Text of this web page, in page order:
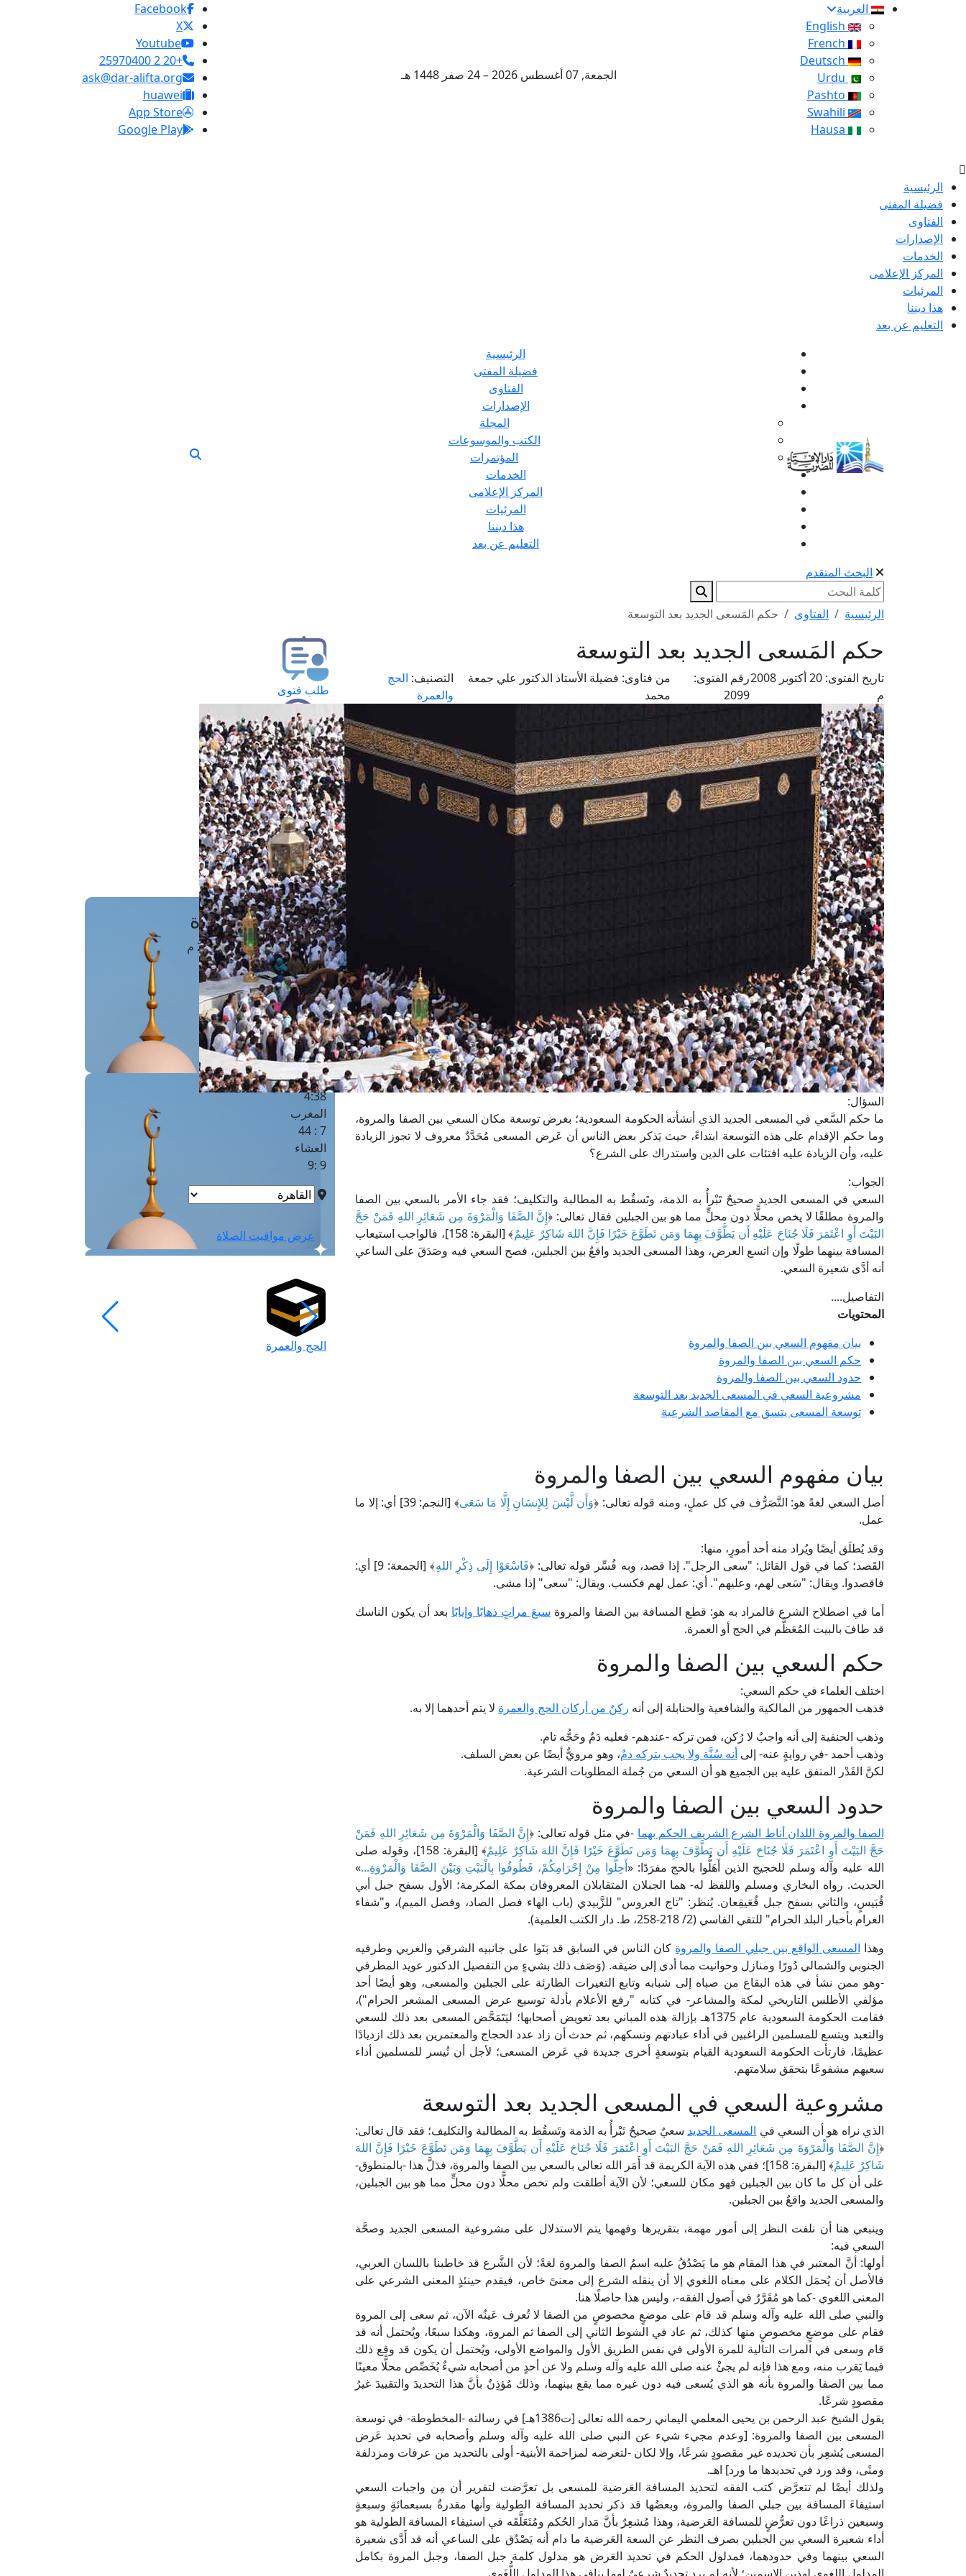
العربية
الجمعة, 07 أغسطس 2026 – 24 صفر 1448 هـ
Facebook
X
Youtube
+20 2 25970400
ask@dar-alifta.org
huawei
App Store
Google Play
الرئيسية
فضيلة المفتى
الفتاوى
الإصدارات
الخدمات
المركز الإعلامى
المرئيات
هذا ديننا
التعليم عن بعد
الرئيسية
فضيلة المفتى
الفتاوى
الإصدارات
المجلة
الكتب والموسوعات
المؤتمرات
الخدمات
المركز الإعلامى
المرئيات
هذا ديننا
التعليم عن بعد
البحث المتقدم
الرئيسية الفتاوى حكم المَسعى الجديد بعد التوسعة
حكم المَسعى الجديد بعد التوسعة
تاريخ الفتوى:
20 أكتوبر 2008
م
رقم الفتوى:
2099
من فتاوى: فضيلة الأستاذ الدكتور علي جمعة
محمد
التصنيف: الحج
والعمرة
السؤال:
ما حكم السَّعي في المسعى الجديد الذي أنشأته الحكومة السعودية؛ بغرض توسعة مكان السعي بين الصفا والمروة،
وما حكم الإقدام على هذه التوسعة ابتداءً، حيث يَذكر بعض الناس أن عَرض المسعى مُحَدَّدٌ معروف لا تجوز الزيادة
عليه، وأن الزيادة عليه افتئات على الدين واستدراك على الشرع؟
الجواب:
السعي في المسعى الجديد صحيحٌ تَبْرأُ به الذمة، وتَسقُط به المطالبة والتكليف؛ فقد جاء الأمر بالسعي بين الصفا
والمروة مطلقًا لا يخص محلًّا دون محلٍّ مما هو بين الجبلين فقال تعالى: ﴿إِنَّ الصَّفَا وَالْمَرْوَةَ مِن شَعَائِرِ اللهِ فَمَنْ حَجَّ
البَيْتَ أَوِ اعْتَمَرَ فَلَا جُنَاحَ عَلَيْهِ أَن يَطَّوَّفَ بِهِمَا وَمَن تَطَوَّعَ خَيْرًا فَإِنَّ اللهَ شَاكِرٌ عَلِيمٌ
﴾ [البقرة: 158]، فالواجب استيعاب
المسافة بينهما طولًا وإن اتسع العرض، وهذا المسعى الجديد واقعٌ بين الجبلين، فصح السعي فيه وصَدَقَ على الساعي
أنه أدَّى شعيرة السعي.
التفاصيل....
المحتويات
بيان مفهوم السعي بين الصفا والمروة
حكم السعي بين الصفا والمروة
حدود السعي بين الصفا والمروة
مشروعية السعي في المسعى الجديد بعد التوسعة
توسعة المسعى يتسق مع المقاصد الشرعية
بيان مفهوم السعي بين الصفا والمروة
أصل السعي لغةً هو: التَّصَرُّف في كل عملٍ، ومنه قوله تعالى: ﴿وَأَن لَّيْسَ لِلإِنسَانِ إِلَّا مَا سَعَى
﴾ [النجم: 39] أي: إلا ما
عمل.
وقد يُطلَق أيضًا ويُراد منه أحد أمورٍ، منها:
القَصد؛ كما في قول القائل: "سعى الرجل". إذا قصد، وبه فُسِّر قوله تعالى: ﴿فَاسْعَوْا إِلَى ذِكْرِ اللهِ
﴾ [الجمعة: 9] أي:
فاقصدوا. ويقال: "سَعى لهم، وعليهم". أي: عمل لهم فكسب. ويقال: "سعى" إذا مشى.
أما في اصطلاح الشرع فالمراد به هو: قطع المسافة بين الصفا والمروة سبعَ مراتٍ ذهابًا وإيابًا بعد أن يكون الناسك
قد طافَ بالبيت المُعَظَّم في الحج أو العمرة.
حكم السعي بين الصفا والمروة
اختلف العلماء في حكم السعي:
فذهب الجمهور من المالكية والشافعية والحنابلة إلى أنه ركنٌ من أركان الحج والعمرة لا يتم أحدهما إلا به.
وذهب الحنفية إلى أنه واجبٌ لا رُكن، فمن تركه -عندهم- فعليه دَمٌ وحَجُّه تام.
وذهب أحمد -في روايةٍ عنه- إلى أنه سُنَّة ولا يجب بتركه دمٌ، وهو مرويٌّ أيضًا عن بعض السلف.
لكنَّ القَدْر المتفق عليه بين الجميع هو أن السعي من جُملة المطلوبات الشرعية.
حدود السعي بين الصفا والمروة
الصفا والمروة اللذان أناط الشرع الشريف الحكم بهما -في مثل قوله تعالى: ﴿إِنَّ الصَّفَا وَالْمَرْوَةَ مِن شَعَائِرِ اللهِ فَمَنْ
حَجَّ البَيْتَ أَوِ اعْتَمَرَ فَلَا جُنَاحَ عَلَيْهِ أَن يَطَّوَّفَ بِهِمَا وَمَن تَطَوَّعَ خَيْرًا فَإِنَّ اللهَ شَاكِرٌ عَلِيمٌ
﴾ [البقرة: 158]، وقوله صلى
الله عليه وآله وسلم للحجيج الذين أَهَلُّوا بالحج مفرَدًا: «أَحِلُّوا مِنْ إِحْرَامِكُمْ، فَطُوفُوا بِالْبَيْتِ وَبَيْنَ الصَّفَا وَالْمَرْوَةِ...»
الحديث. رواه البخاري ومسلم واللفظ له- هما الجبلان المتقابلان المعروفان بمكة المكرمة؛ الأول بسفح جبل أبي
قُبَيسٍ، والثاني بسفح جبل قُعَيقِعان. يُنظر: "تاج العروس" للزَّبيدي (باب الهاء فصل الصاد، وفصل الميم)، و"شفاء
الغرام بأخبار البلد الحرام" للتقي الفاسي (2/ 218-258، ط. دار الكتب العلمية).
وهذا المسعى الواقع بين جبلي الصفا والمروة كان الناس في السابق قد بَنَوا على جانبيه الشرقي والغربي وطرفيه
الجنوبي والشمالي دُورًا ومنازل وحوانيت مما أدى إلى ضيقه. (وَصَف ذلك بشيءٍ من التفصيل الدكتور عويد المطرفي
-وهو ممن نشأ في هذه البقاع من صباه إلى شبابه وتابع التغيرات الطارئة على الجبلين والمسعى، وهو أيضًا أحد
مؤلفي الأطلس التاريخي لمكة والمشاعر- في كتابه "رفع الأعلام بأدلة توسيع عرض المسعى المشعر الحرام")،
فقامت الحكومة السعودية عام 1375هـ بإزالة هذه المباني بعد تعويض أصحابها؛ ليَتَمَحَّض المسعى بعد ذلك للسعي
والتعبد ويتسع للمسلمين الراغبين في أداء عبادتهم ونسكهم، ثم حدث أن زاد عدد الحجاج والمعتمرين بعد ذلك ازديادًا
عظيمًا، فارتأت الحكومة السعودية القيام بتوسعةٍ أخرى جديدة في عَرض المسعى؛ لأجل أن تُيسر للمسلمين أداء
سعيهم مشفوعًا بتحقق سلامتهم.
مشروعية السعي في المسعى الجديد بعد التوسعة
الذي نراه هو أن السعي في المسعى الجديد سعيٌ صحيحٌ تَبْرأُ به الذمة وتَسقُط به المطالبة والتكليف؛ فقد قال تعالى:
﴿إِنَّ الصَّفَا وَالْمَرْوَةَ مِن شَعَائِرِ اللهِ فَمَنْ حَجَّ البَيْتَ أَوِ اعْتَمَرَ فَلَا جُنَاحَ عَلَيْهِ أَن يَطَّوَّفَ بِهِمَا وَمَن تَطَوَّعَ خَيْرًا فَإِنَّ اللهَ
شَاكِرٌ عَلِيمٌ
﴾ [البقرة: 158]؛ ففي هذه الآية الكريمة قد أَمَر الله تعالى بالسعي بين الصفا والمروة، فدَلَّ هذا -بالمنطوق-
على أن كل ما كان بين الجبلين فهو مكان للسعي؛ لأن الآية أطلقت ولم تخص محلًّا دون محلٍّ مما هو بين الجبلين،
والمسعى الجديد واقعٌ بين الجبلين.
وينبغي هنا أن نلفت النظر إلى أمور مهمة، بتقريرها وفهمها يتم الاستدلال على مشروعية المسعى الجديد وصحَّة
السعي فيه:
أولها: أنَّ المعتبر في هذا المقام هو ما يَصْدُقُ عليه اسمُ الصفا والمروة لغةً؛ لأن الشَّرع قد خاطبنا باللسان العربي،
فالأصل أن يُحمَل الكلام على معناه اللغوي إلا أن ينقله الشرع إلى معنىً خاص، فيقدم حينئذٍ المعنى الشرعي على
المعنى اللغوي -كما هو مُقَرَّرٌ في أصول الفقه-، وليس هذا حاصلًا هنا.
والنبي صلى الله عليه وآله وسلم قد قام على موضعٍ مخصوصٍ من الصفا لا تُعرف عَينُه الآن، ثم سعى إلى المروة
فقام على موضعٍ مخصوصٍ منها كذلك، ثم عاد في الشوط الثاني إلى الصفا ثم المروة، وهكذا سبعًا، ويُحتمل أنه قد
قام وسعى في المرات التالية للمرة الأولى في نفس الطريق الأول والمواضع الأولى، ويُحتمل أن يكون قد وقع ذلك
فيما يَقرب منه، ومع هذا فإنه لم يجئْ عنه صلى الله عليه وآله وسلم ولا عن أحدٍ من أصحابه شيءٌ يُخَصِّص محلًّا معينًا
مما بين الصفا والمروة بأنه هو الذي يُسعى فيه دون غيره مما يقع بينهما، وذلك مُؤذِنٌ بأنَّ هذا التحديدَ والتقييدَ غيرُ
مقصودٍ شرعًا.
يقول الشيخ عبد الرحمن بن يحيى المعلمي اليماني رحمه الله تعالى [ت1386هـ] في رسالته -المخطوطة- في توسعة
المسعى بين الصفا والمروة: [وعدم مجيء شيء عن النبي صلى الله عليه وآله وسلم وأصحابه في تحديد عَرض
المسعى يُشعِر بأن تحديده غير مقصودٍ شرعًا، وإلا لكان -لتعرضه لمزاحمة الأبنية- أولى بالتحديد من عرفات ومزدلفة
ومنًى، وقد ورد في تحديدها ما ورد] اهـ.
ولذلك أيضًا لم تتعرَّض كتب الفقه لتحديد المسافة العَرضية للمسعى بل تعرَّضت لتقرير أن مِن واجبات السعي
استيفاءَ المسافة بين جبلي الصفا والمروة، وبعضُها قد ذكر تحديد المسافة الطولية وأنها مقدرةٌ بسبعمائةٍ وسبعةٍ
وسبعين ذراعًا دون تعرُّضٍ للمسافة العَرضية، وهذا مُشعِرٌ بأنَّ مَدار الحُكم ومُتَعَلَّقَه في استيفاء المسافة الطولية هو
أداء شعيرة السعي بين الجبلين بصرف النظر عن السعة العَرضية ما دام أنه يَصْدُق على الساعي أنه قد أَدَّى شعيرة
السعي بينهما وفي حدودهما، فمدلول الحكم في تحديد العَرض هو مدلول كلمة جبل الصفا، وجبل المروة بكامل
طلب فتوى
استعلام عن فتوى
حجز موعد
الفتوى الهاتفية
مَواقِيتُ الصَّـــلاة
القاهرة · 07 أغسطس 2026 م
الفجر
4 :41
الشروق
6 :17
الظهر
1 : 1
العصر
4:38
المغرب
7 : 44
العشاء
9 :9
عرض مواقيت الصلاة
الحج والعمرة